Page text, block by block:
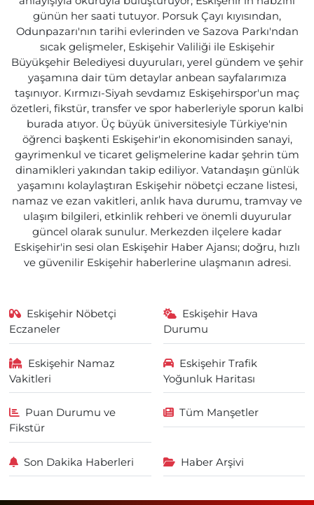
günün her saati tutuyor. Porsuk Çayı kıyısından,
Odunpazarı'nın tarihi evlerinden ve Sazova Parkı'ndan
sıcak gelişmeler, Eskişehir Valiliği ile Eskişehir
Büyükşehir Belediyesi duyuruları, yerel gündem ve şehir
yaşamına dair tüm detaylar anbean sayfalarımıza
taşınıyor. Kırmızı-Siyah sevdamız Eskişehirspor'un maç
özetleri, fikstür, transfer ve spor haberleriyle sporun kalbi
burada atıyor. Üç büyük üniversitesiyle Türkiye'nin
öğrenci başkenti Eskişehir'in ekonomisinden sanayi,
gayrimenkul ve ticaret gelişmelerine kadar şehrin tüm
dinamikleri yakından takip ediliyor. Vatandaşın günlük
yaşamını kolaylaştıran Eskişehir nöbetçi eczane listesi,
namaz ve ezan vakitleri, anlık hava durumu, tramvay ve
ulaşım bilgileri, etkinlik rehberi ve önemli duyurular
güncel olarak sunulur. Merkezden ilçelere kadar
Eskişehir'in sesi olan Eskişehir Haber Ajansı; doğru, hızlı
ve güvenilir Eskişehir haberlerine ulaşmanın adresi.
Eskişehir Nöbetçi
Eczaneler
Eskişehir Hava
Durumu
Eskişehir Namaz
Vakitleri
Eskişehir Trafik
Yoğunluk Haritası
Puan Durumu ve
Fikstür
Tüm Manşetler
Son Dakika Haberleri Haber Arşivi